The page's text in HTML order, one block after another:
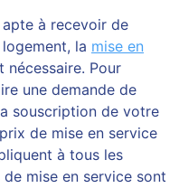
à recevoir de
la mise en
nécessaire. Pour
une demande de
souscription de votre
de mise en service
à tous les
mise en service sont